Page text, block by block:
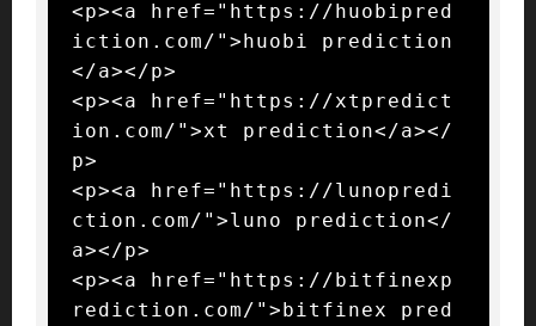
<p><a href="https://huobipred
iction.com/">huobi prediction
</a></p>
<p><a href="https://xtpredict
ion.com/">xt prediction</a></
p>
<p><a href="https://lunopredi
ction.com/">luno prediction</
a></p>
<p><a href="https://bitfinexp
rediction.com/">bitfinex pred